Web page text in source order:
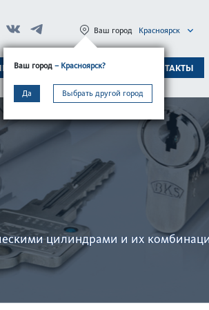
ТЕХПОДДЕРЖКА КОНТАКТЫ
Ваш город – Красноярск?
Да Выбрать другой город
Ваш город Красноярск
цилиндрами и их